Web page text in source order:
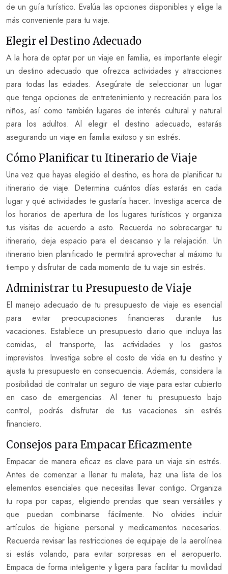
de un guía turístico. Evalúa las opciones disponibles y elige la
más conveniente para tu viaje.
Elegir el Destino Adecuado
A la hora de optar por un viaje en familia, es importante elegir
un destino adecuado que ofrezca actividades y atracciones
para todas las edades. Asegúrate de seleccionar un lugar
que tenga opciones de entretenimiento y recreación para los
niños, así como también lugares de interés cultural y natural
para los adultos. Al elegir el destino adecuado, estarás
asegurando un viaje en familia exitoso y sin estrés.
Cómo Planificar tu Itinerario de Viaje
Una vez que hayas elegido el destino, es hora de planificar tu
itinerario de viaje. Determina cuántos días estarás en cada
lugar y qué actividades te gustaría hacer. Investiga acerca de
los horarios de apertura de los lugares turísticos y organiza
tus visitas de acuerdo a esto. Recuerda no sobrecargar tu
itinerario, deja espacio para el descanso y la relajación. Un
itinerario bien planificado te permitirá aprovechar al máximo tu
tiempo y disfrutar de cada momento de tu viaje sin estrés.
Administrar tu Presupuesto de Viaje
El manejo adecuado de tu presupuesto de viaje es esencial
para evitar preocupaciones financieras durante tus
vacaciones. Establece un presupuesto diario que incluya las
comidas, el transporte, las actividades y los gastos
imprevistos. Investiga sobre el costo de vida en tu destino y
ajusta tu presupuesto en consecuencia. Además, considera la
posibilidad de contratar un seguro de viaje para estar cubierto
en caso de emergencias. Al tener tu presupuesto bajo
control, podrás disfrutar de tus vacaciones sin estrés
financiero.
Consejos para Empacar Eficazmente
Empacar de manera eficaz es clave para un viaje sin estrés.
Antes de comenzar a llenar tu maleta, haz una lista de los
elementos esenciales que necesitas llevar contigo. Organiza
tu ropa por capas, eligiendo prendas que sean versátiles y
que puedan combinarse fácilmente. No olvides incluir
artículos de higiene personal y medicamentos necesarios.
Recuerda revisar las restricciones de equipaje de la aerolínea
si estás volando, para evitar sorpresas en el aeropuerto.
Empaca de forma inteligente y ligera para facilitar tu movilidad